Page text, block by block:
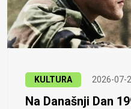
KULTURA 2026-07-
Na Današnji Dan